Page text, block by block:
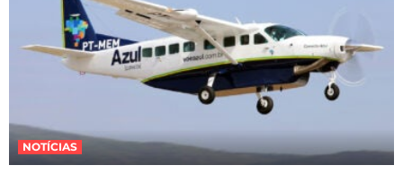
NOTÍCIAS